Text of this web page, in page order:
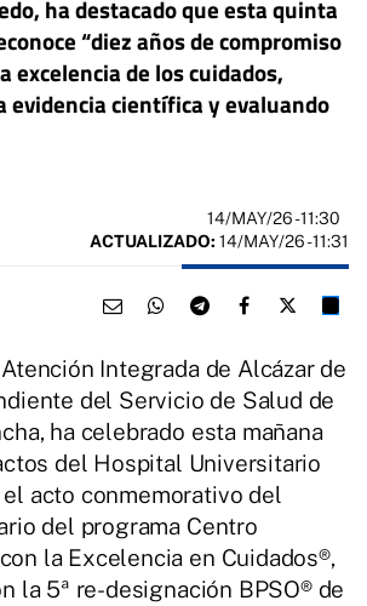
ha destacado que esta quinta
“diez años de compromiso
excelencia de los cuidados,
evidencia científica y evaluando
14/MAY/26- 11:30
ACTUALIZADO: 14/MAY/26 - 11:31
Integrada de Alcázar de
del Servicio de Salud de
ha celebrado esta mañana
del Hospital Universitario
acto conmemorativo del
del programa Centro
la Excelencia en Cuidados®,
la 5ª re-designación BPSO® de